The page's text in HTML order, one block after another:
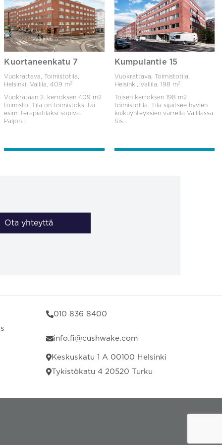
Kuortaneenkatu 7
Vuokrattava, Toimistotila,
Helsinki, Vallila,409 m2
Vuokrataan 2. kerroksen 409 m2
toimisto. Tila on toimistoksi tai
esim. terapiatilaksi sopiva.
Paljon...
Kumpulantie 15
Vuokrattava, Toimistotila,
Helsinki, Vallila, 198 m2
Toisen kerroksen 198 m2
toimistotila. Tila sijaitsee hyvien
kulkuyhteyksien varrella Vallilassa.
Sis...
Ota yhteyttä
010 836 8400
info.fi@cushwake.com
Keskuskatu 1 A 00100 Helsinki
Tykistökatu 4 20520 Turku